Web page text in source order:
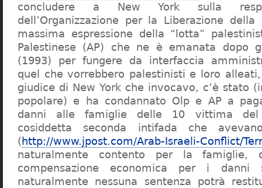
concludere a New York sulla
dell’Organizzazione per la Liberazione della
massima espressione della “lotta”
Palestinese (AP) che ne è emanata dopo
(1993) per fungere da interfaccia
quel che vorrebbero palestinisti e loro
giudice di New York che invocavo, c’è stato
popolare) e ha condannato Olp e AP a
danni alle famiglie delle 10 vittima del
cosiddetta seconda intifada che
(http://www.jpost.com/Arab-Israeli-Conflict/
naturalmente contento per la famiglie,
compensazione economica per i danni
naturalmente nessuna sentenza potrà